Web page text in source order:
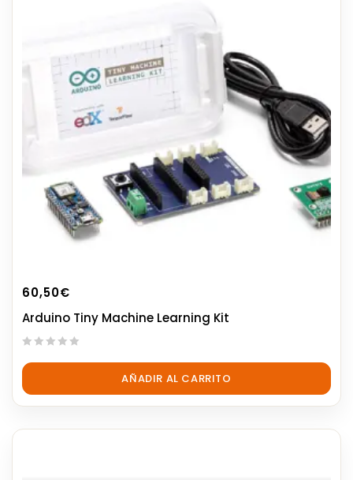
60,50€
Arduino Tiny Machine Learning Kit
out
5
AÑADIR AL CARRITO